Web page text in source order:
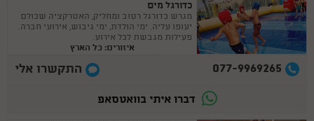
כדורגל מים
מגרש כדורגל רטוב ומחליק, האטרקציה שכולם
יעופו עליה. ימי הולדת, ימי גיבוש, אירועי חברה.
פעילות מגבשת לכל אירוע.
איזורים: כל הארץ
077-9969265 התקשרו אלי
דברו איתי בוואטסאפ